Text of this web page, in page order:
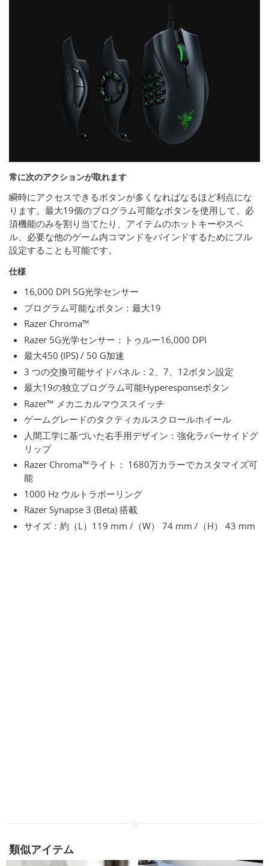
常に次のアクションが取れます
瞬時にアクセスできるボタンが多くなればなるほど利点にな
ります。最大19個のプログラム可能なボタンを使用して、必
須機能のみを割り当てたり、アイテムのホットキーやスペ
ル、必要な他のゲーム内コマンドをバインドするためにフル
設定することも可能です。
仕様
16,000 DPI 5G光学センサー
プログラム可能なボタン：最大19
Razer Chroma™
Razer 5G光学センサー：トゥルー16,000 DPI
最大450 (IPS) / 50 G加速
3 つの交換可能サイドパネル：2、7、12ボタン設定
最大19の独立プログラム可能Hyperesponseボタン
Razer™ メカニカルマウススイッチ
ゲームグレードのタクティカルスクロールホイール
人間工学に基づいた右手用デザイン：強化ラバーサイドグ
リップ
Razer Chroma™ライト： 1680万カラーでカスタマイズ可
能
1000 Hz ウルトラポーリング
Razer Synapse 3 (Beta) 搭載
サイズ：約（L）119 mm /（W） 74 mm /（H） 43 mm
類似アイテム